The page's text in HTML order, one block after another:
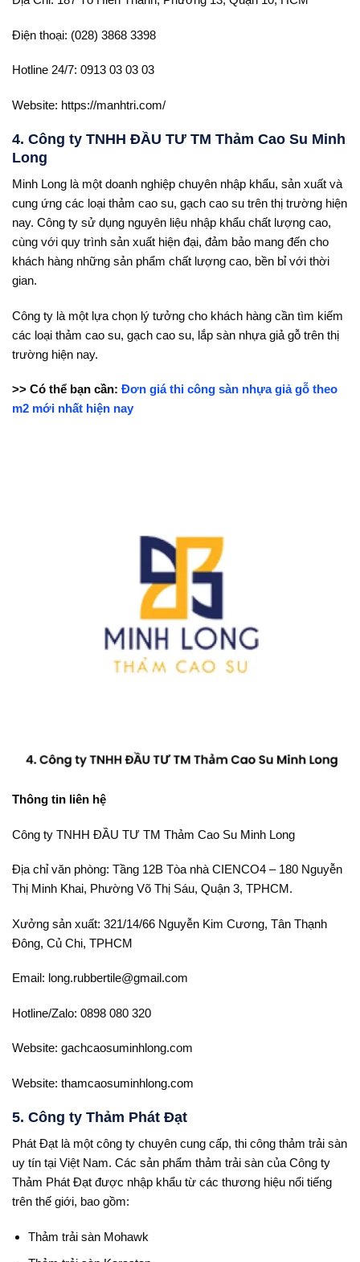
Điện thoại: (028) 3868 3398
Hotline 24/7: 0913 03 03 03
Website: https://manhtri.com/
4. Công ty TNHH ĐẦU TƯ TM Thảm Cao Su Minh
Long
Minh Long là một doanh nghiệp chuyên nhập khẩu, sản xuất và
cung ứng các loại thảm cao su, gạch cao su trên thị trường hiện
nay. Công ty sử dụng nguyên liệu nhập khẩu chất lượng cao,
cùng với quy trình sản xuất hiện đại, đảm bảo mang đến cho
khách hàng những sản phẩm chất lượng cao, bền bỉ với thời
gian.
Công ty là một lựa chọn lý tưởng cho khách hàng cần tìm kiếm
các loại thảm cao su, gạch cao su, lắp sàn nhựa giả gỗ trên thị
trường hiện nay.
>> Có thể bạn cần: Đơn giá thi công sàn nhựa giả gỗ theo
m2 mới nhất hiện nay
Thông tin liên hệ
Công ty TNHH ĐẦU TƯ TM Thảm Cao Su Minh Long
Địa chỉ văn phòng: Tầng 12B Tòa nhà CIENCO4 – 180 Nguyễn
Thị Minh Khai, Phường Võ Thị Sáu, Quận 3, TPHCM.
Xưởng sản xuất: 321/14/66 Nguyễn Kim Cương, Tân Thạnh
Đông, Củ Chi, TPHCM
Email: long.rubbertile@gmail.com
Hotline/Zalo: 0898 080 320
Website: gachcaosuminhlong.com
Website: thamcaosuminhlong.com
5. Công ty Thảm Phát Đạt
Phát Đạt là một công ty chuyên cung cấp, thi công thảm trải sàn
uy tín tại Việt Nam. Các sản phẩm thảm trải sàn của Công ty
Thảm Phát Đạt được nhập khẩu từ các thương hiệu nổi tiếng
trên thế giới, bao gồm:
Thảm trải sàn Mohawk